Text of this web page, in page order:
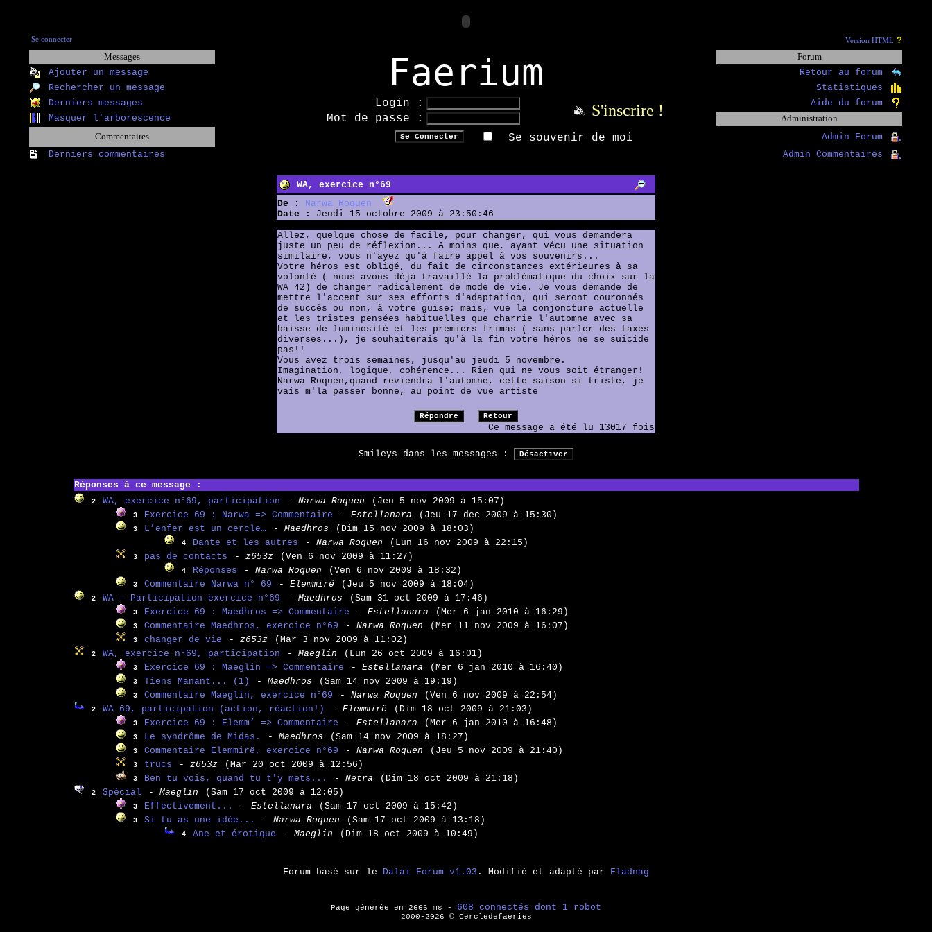
Se connecter Version HTML ?
Messages
Faerium
Forum
Ajouter un message
Retour au forum
Rechercher un message
Statistiques
Derniers messages
Login : S'inscrire !
Aide du forum
Masquer l'arborescence
Mot de passe :
Administration
Commentaires
Se souvenir de moi
Admin Forum
Derniers commentaires
Admin Commentaires
WA, exercice n°69
De :
Narwa Roquen
Date :
Jeudi 15 octobre 2009 à 23:50:46
Allez, quelque chose de facile, pour changer, qui vous demandera
juste un peu de réflexion... A moins que, ayant vécu une situation
similaire, vous n'ayez qu'à faire appel à vos souvenirs...
Votre héros est obligé, du fait de circonstances extérieures à sa
volonté ( nous avons déjà travaillé la problématique du choix sur la
WA 42) de changer radicalement de mode de vie. Je vous demande de
mettre l'accent sur ses efforts d'adaptation, qui seront couronnés
de succès ou non, à votre guise; mais, vue la conjoncture actuelle
et les tristes pensées habituelles que charrie l'automne avec sa
baisse de luminosité et les premiers frimas ( sans parler des taxes
diverses...), je souhaiterais qu'à la fin votre héros ne se suicide
pas!!
Vous avez trois semaines, jusqu'au jeudi 5 novembre.
Imagination, logique, cohérence... Rien qui ne vous soit étranger!
Narwa Roquen,quand reviendra l'automne, cette saison si triste, je
vais m'la passer bonne, au point de vue artiste
Ce message a été lu 13017 fois
Smileys dans les messages :
Réponses à ce message :
2 WA, exercice n°69, participation - Narwa Roquen (Jeu 5 nov 2009 à 15:07)
3 Exercice 69 : Narwa => Commentaire - Estellanara (Jeu 17 dec 2009 à 15:30)
3 L’enfer est un cercle… - Maedhros (Dim 15 nov 2009 à 18:03)
4 Dante et les autres - Narwa Roquen (Lun 16 nov 2009 à 22:15)
3 pas de contacts - z653z (Ven 6 nov 2009 à 11:27)
4 Réponses - Narwa Roquen (Ven 6 nov 2009 à 18:32)
3 Commentaire Narwa n° 69 - Elemmirë (Jeu 5 nov 2009 à 18:04)
2 WA - Participation exercice n°69 - Maedhros (Sam 31 oct 2009 à 17:46)
3 Exercice 69 : Maedhros => Commentaire - Estellanara (Mer 6 jan 2010 à 16:29)
3 Commentaire Maedhros, exercice n°69 - Narwa Roquen (Mer 11 nov 2009 à 16:07)
3 changer de vie - z653z (Mar 3 nov 2009 à 11:02)
2 WA, exercice n°69, participation - Maeglin (Lun 26 oct 2009 à 16:01)
3 Exercice 69 : Maeglin => Commentaire - Estellanara (Mer 6 jan 2010 à 16:40)
3 Tiens Manant... (1) - Maedhros (Sam 14 nov 2009 à 19:19)
3 Commentaire Maeglin, exercice n°69 - Narwa Roquen (Ven 6 nov 2009 à 22:54)
2 WA 69, participation (action, réaction!) - Elemmirë (Dim 18 oct 2009 à 21:03)
3 Exercice 69 : Elemm’ => Commentaire - Estellanara (Mer 6 jan 2010 à 16:48)
3 Le syndrôme de Midas. - Maedhros (Sam 14 nov 2009 à 18:27)
3 Commentaire Elemmirë, exercice n°69 - Narwa Roquen (Jeu 5 nov 2009 à 21:40)
3 trucs - z653z (Mar 20 oct 2009 à 12:56)
3 Ben tu vois, quand tu t'y mets... - Netra (Dim 18 oct 2009 à 21:18)
2 Spécial - Maeglin (Sam 17 oct 2009 à 12:05)
3 Effectivement... - Estellanara (Sam 17 oct 2009 à 15:42)
3 Si tu as une idée... - Narwa Roquen (Sam 17 oct 2009 à 13:18)
4 Ane et érotique - Maeglin (Dim 18 oct 2009 à 10:49)
Forum basé sur le Dalai Forum v1.03 . Modifié et adapté par Fladnag
Page générée en 2666 ms - 608 connectés dont 1 robot
2000-2026 © Cercledefaeries